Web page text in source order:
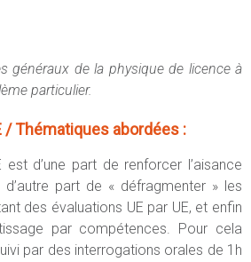
généraux de la physique de licence à
particulier.
/ Thématiques abordées :
est d’une part de renforcer l’aisance
d’autre part de « défragmenter » les
des évaluations UE par UE, et enfin
par compétences. Pour cela
par des interrogations orales de 1h